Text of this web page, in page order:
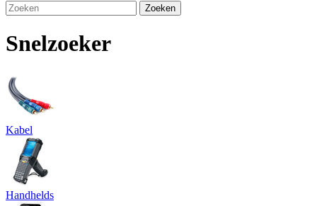
Zoeken
Snelzoeker
Kabel
Handhelds